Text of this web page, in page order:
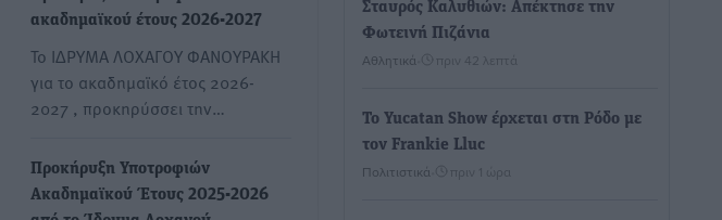
ακαδημαϊκού έτους 2026-2027
Το ΙΔΡΥΜΑ ΛΟΧΑΓΟΥ ΦΑΝΟΥΡΑΚΗ
για το ακαδημαϊκό έτος 2026-
2027 , προκηρύσσει την…
Προκήρυξη Υποτροφιών
Ακαδημαϊκού Έτους 2025-2026
Σταυρός Καλυθιών: Απέκτησε την
Φωτεινή Πιζάνια
Αθλητικά πριν 42 λεπτά
Το Yucatan Show έρχεται στη Ρόδο με
τον Frankie Lluc
Πολιτιστικά πριν 1 ώρα